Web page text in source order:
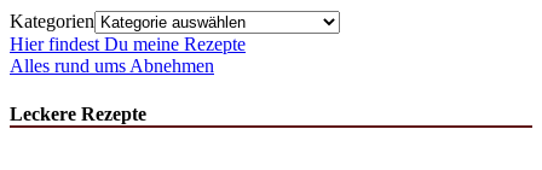
Kategorien
Hier findest Du meine Rezepte
Alles rund ums Abnehmen
Leckere Rezepte